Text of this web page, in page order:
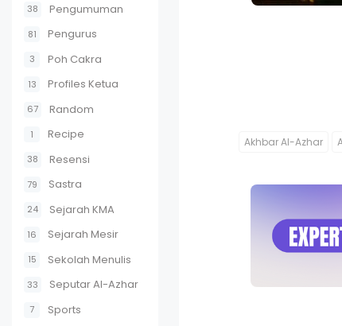
38 Pengumuman
81 Pengurus
3 Poh Cakra
13 Profiles Ketua
67 Random
1 Recipe
38 Resensi
79 Sastra
24 Sejarah KMA
16 Sejarah Mesir
15 Sekolah Menulis
33 Seputar Al-Azhar
7 Sports
Akhbar Al-Azhar